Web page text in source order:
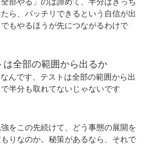
ら、バッチリできるという自信が出
もやるほうが先につながるわけで
は全部の範囲から出るか
んです、テストは全部の範囲から出
半分も取れてないじゃないです
をこの先続けて、どう事態の展開を
りなのか。秘策があるなら、それで